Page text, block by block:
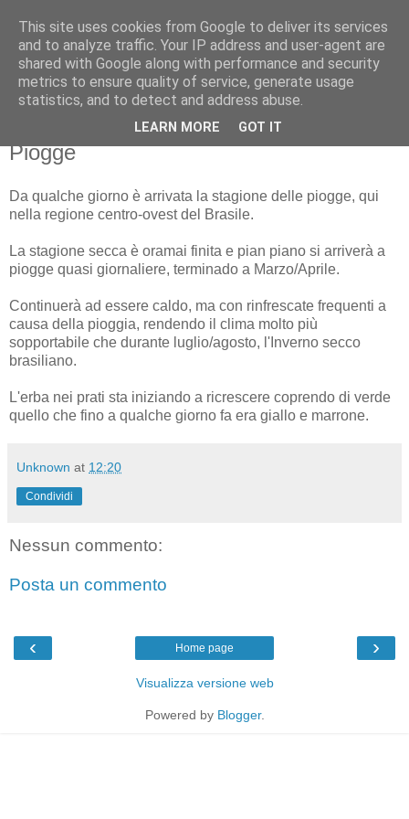
Feijoada Bolognese
Un italiano ... prima in Brasile ... poi nel Regno Unito
30 settembre 2008
Piogge
Da qualche giorno è arrivata la stagione delle piogge, qui
nella regione centro-ovest del Brasile.
La stagione secca è oramai finita e pian piano si arriverà a
piogge quasi giornaliere, terminado a Marzo/Aprile.
Continuerà ad essere caldo, ma con rinfrescate frequenti a
causa della pioggia, rendendo il clima molto più
sopportabile che durante luglio/agosto, l'Inverno secco
brasiliano.
L'erba nei prati sta iniziando a ricrescere coprendo di verde
quello che fino a qualche giorno fa era giallo e marrone.
Unknown at 12:20
Condividi
Nessun commento:
Posta un commento
‹ ›
Home page
Visualizza versione web
Powered by Blogger.
This site uses cookies from Google to deliver its services
and to analyze traffic. Your IP address and user-agent are
shared with Google along with performance and security
metrics to ensure quality of service, generate usage
statistics, and to detect and address abuse.
LEARN MORE GOT IT